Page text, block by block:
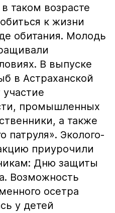
таком возрасте
к жизни
обитания. Молодь
В выпуске
в Астраханской
промышленных
а также
патруля». Эколого-
приурочили
Дню защиты
Возможность
осетра
у детей